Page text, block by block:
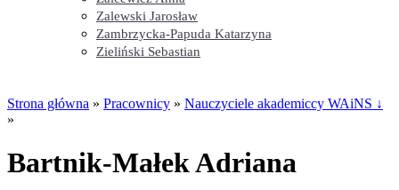
Zalewski Jarosław
Zambrzycka-Papuda Katarzyna
Zieliński Sebastian
Strona główna » Pracownicy » Nauczyciele akademiccy WAiNS ↓
»
Bartnik-Małek Adriana